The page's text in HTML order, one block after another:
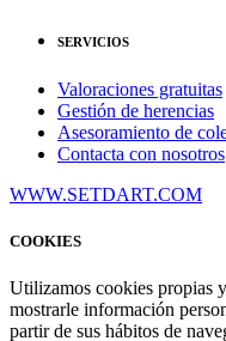
SERVICIOS
Valoraciones gratuitas
Gestión de herencias
Asesoramiento de
Contacta con nosotros
WWW.SETDART.COM
COOKIES
Utilizamos cookies propias
mostrarle información
partir de sus hábitos de